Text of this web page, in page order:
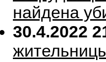
найдена
30.4.2022